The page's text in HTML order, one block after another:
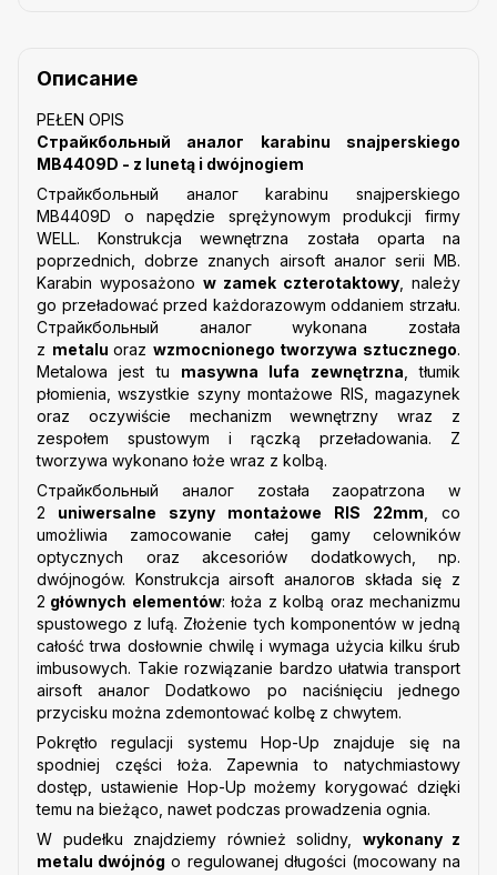
Описание
PEŁEN OPIS
Страйкбольный аналог karabinu snajperskiego
MB4409D - z lunetą i dwójnogiem
Страйкбольный аналог karabinu snajperskiego
MB4409D o napędzie sprężynowym produkcji firmy
WELL. Konstrukcja wewnętrzna została oparta na
poprzednich, dobrze znanych airsoft аналог serii MB.
Karabin wyposażono w zamek czterotaktowy , należy
go przeładować przed każdorazowym oddaniem strzału.
Страйкбольный аналог wykonana została
z metaluoraz wzmocnionego tworzywa sztucznego.
Metalowa jest tu masywna lufa zewnętrzna , tłumik
płomienia, wszystkie szyny montażowe RIS, magazynek
oraz oczywiście mechanizm wewnętrzny wraz z
zespołem spustowym i rączką przeładowania. Z
tworzywa wykonano łoże wraz z kolbą.
Страйкбольный аналог została zaopatrzona w
2 uniwersalne szyny montażowe RIS 22mm , co
umożliwia zamocowanie całej gamy celowników
optycznych oraz akcesoriów dodatkowych, np.
dwójnogów. Konstrukcja airsoft аналогов składa się z
2 głównych elementów: łoża z kolbą oraz mechanizmu
spustowego z lufą. Złożenie tych komponentów w jedną
całość trwa dosłownie chwilę i wymaga użycia kilku śrub
imbusowych. Takie rozwiązanie bardzo ułatwia transport
airsoft аналог Dodatkowo po naciśnięciu jednego
przycisku można zdemontować kolbę z chwytem.
Pokrętło regulacji systemu Hop-Up znajduje się na
spodniej części łoża. Zapewnia to natychmiastowy
dostęp, ustawienie Hop-Up możemy korygować dzięki
temu na bieżąco, nawet podczas prowadzenia ognia.
W pudełku znajdziemy również solidny, wykonany z
metalu dwójnóg o regulowanej długości (mocowany na